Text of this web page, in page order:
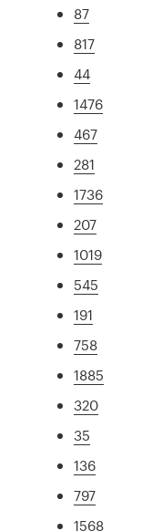
87
817
44
1476
467
281
1736
207
1019
545
191
758
1885
320
35
136
797
1568